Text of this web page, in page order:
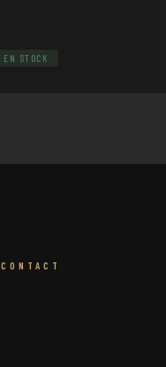
EN STOCK
CONTACT